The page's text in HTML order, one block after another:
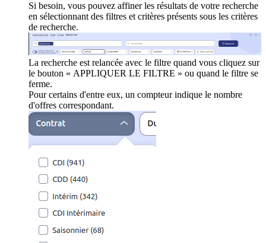
Si besoin, vous pouvez affiner les résultats de votre recherche
en sélectionnant des filtres et critères présents sous les critères
de recherche.
La recherche est relancée avec le filtre quand vous cliquez sur
le bouton « APPLIQUER LE FILTRE » ou quand le filtre se
ferme.
Pour certains d'entre eux, un compteur indique le nombre
d'offres correspondant.